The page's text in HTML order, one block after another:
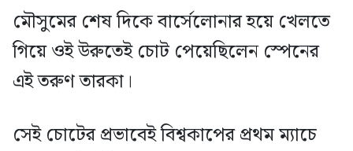
মৌসুমের শেষ দিকে বার্সেলোনার হয়ে খেলতে
গিয়ে ওই উরুতেই চোট পেয়েছিলেন স্পেনের
এই তরুণ তারকা।
সেই চোটের প্রভাবেই বিশ্বকাপের প্রথম ম্যাচে